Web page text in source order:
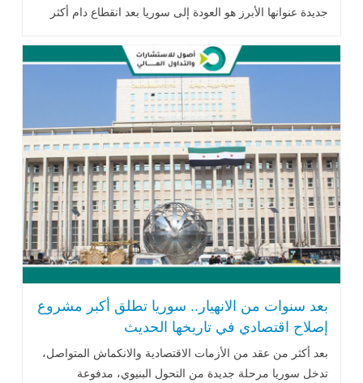
جديدة عنوانها الأبرز هو العودة إلى سوريا بعد انقطاع دام أكثر
بعد سنوات من الانهيار.. سوريا تطلق أكبر مشروع
إصلاح اقتصادي في تاريخها الحديث
بعد أكثر من عقد من الأزمات الاقتصادية والانكماش المتواصل،
تدخل سوريا مرحلة جديدة من التحول البنيوي، مدفوعة